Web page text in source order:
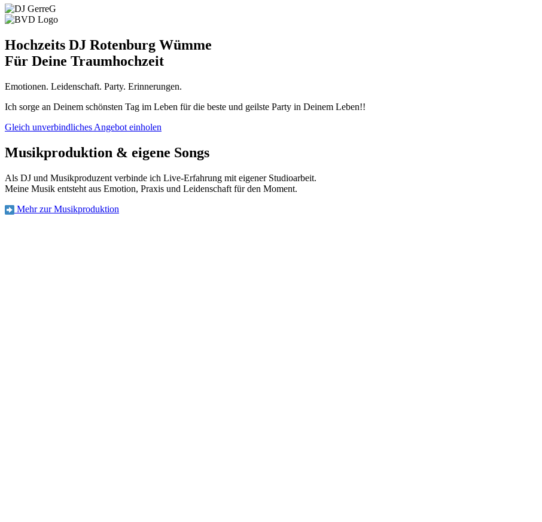
Hochzeits DJ Rotenburg Wümme
Für Deine Traumhochzeit
Emotionen. Leidenschaft. Party. Erinnerungen.
Ich sorge an Deinem schönsten Tag im Leben für die beste und geilste Party in Deinem Leben!!
Gleich unverbindliches Angebot einholen
Musikproduktion & eigene Songs
Als DJ und Musikproduzent verbinde ich Live-Erfahrung mit eigener Studioarbeit.
Meine Musik entsteht aus Emotion, Praxis und Leidenschaft für den Moment.
Mehr zur Musikproduktion